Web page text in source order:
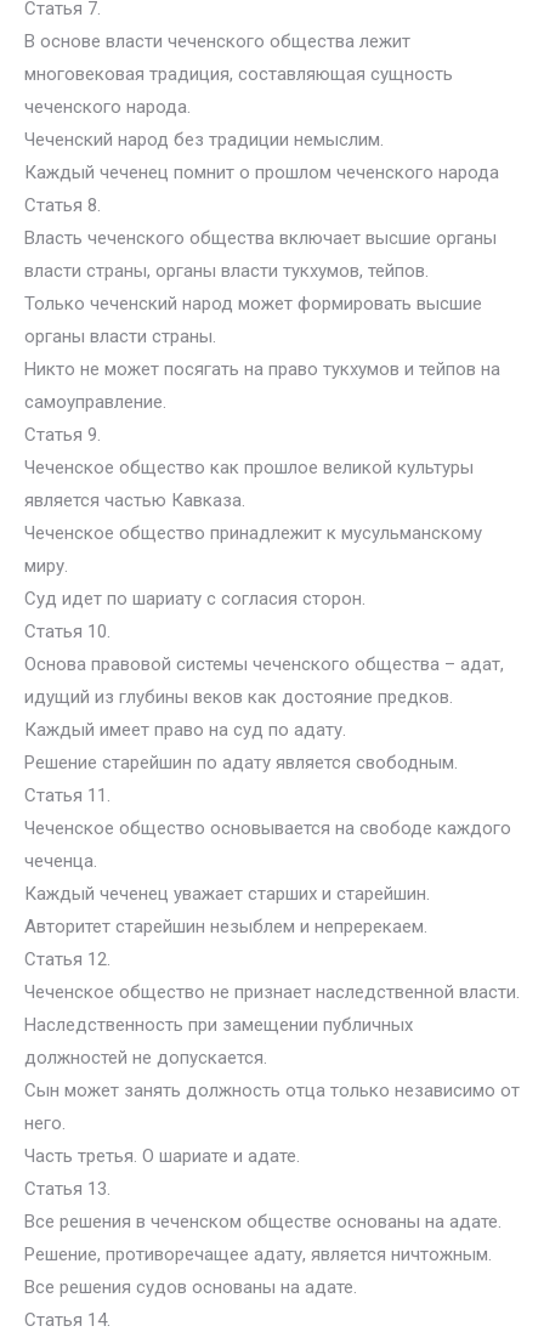
Статья 7.
В основе власти чеченского общества лежит
многовековая традиция, составляющая сущность
чеченского народа.
Чеченский народ без традиции немыслим.
Каждый чеченец помнит о прошлом чеченского народа
Статья 8.
Власть чеченского общества включает высшие органы
власти страны, органы власти тукхумов, тейпов.
Только чеченский народ может формировать высшие
органы власти страны.
Никто не может посягать на право тукхумов и тейпов на
самоуправление.
Статья 9.
Чеченское общество как прошлое великой культуры
является частью Кавказа.
Чеченское общество принадлежит к мусульманскому
миру.
Суд идет по шариату с согласия сторон.
Статья 10.
Основа правовой системы чеченского общества – адат,
идущий из глубины веков как достояние предков.
Каждый имеет право на суд по адату.
Решение старейшин по адату является свободным.
Статья 11.
Чеченское общество основывается на свободе каждого
чеченца.
Каждый чеченец уважает старших и старейшин.
Авторитет старейшин незыблем и непререкаем.
Статья 12.
Чеченское общество не признает наследственной власти.
Наследственность при замещении публичных
должностей не допускается.
Сын может занять должность отца только независимо от
него.
Часть третья. О шариате и адате.
Статья 13.
Все решения в чеченском обществе основаны на адате.
Решение, противоречащее адату, является ничтожным.
Все решения судов основаны на адате.
Статья 14.